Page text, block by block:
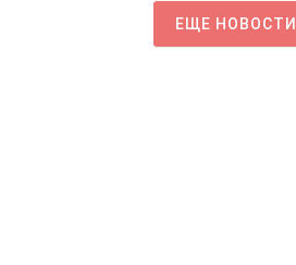
ЕЩЕ НОВОСТИ